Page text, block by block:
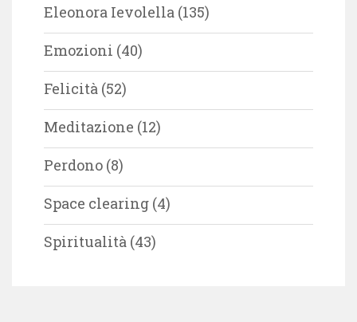
Eleonora Ievolella (135)
Emozioni (40)
Felicità (52)
Meditazione (12)
Perdono (8)
Space clearing (4)
Spiritualità (43)